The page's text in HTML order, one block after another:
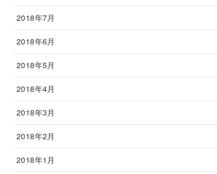
2018年7月
2018年6月
2018年5月
2018年4月
2018年3月
2018年2月
2018年1月